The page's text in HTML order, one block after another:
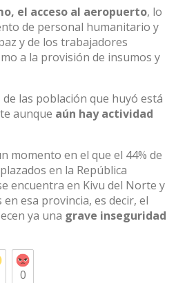
el acceso al aeropuerto, lo
de personal humanitario y
y de los trabajadores
a la provisión de insumos y
las población que huyó está
aunque aún hay actividad
momento en el que el 44% de
en la República
encuentra en Kivu del Norte y
esa provincia, es decir, el
ya una grave inseguridad
0